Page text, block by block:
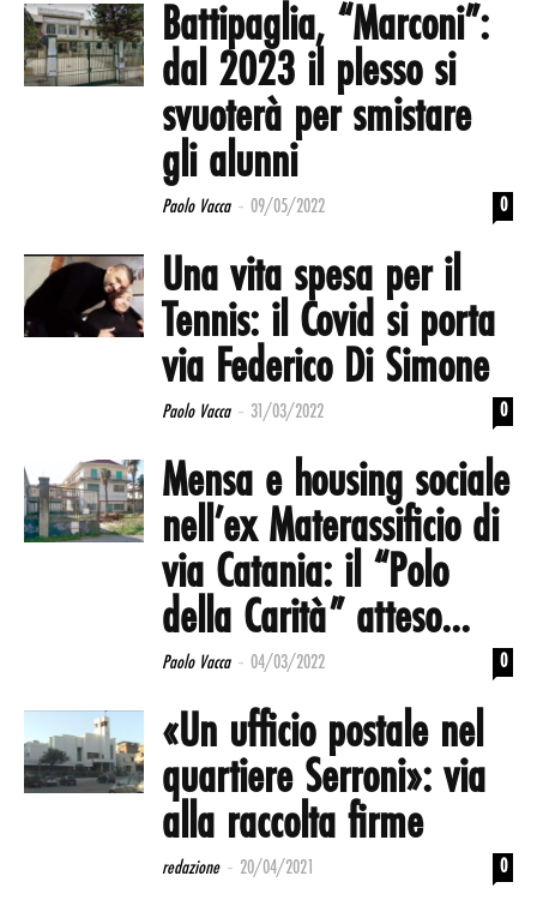
Battipaglia, “Marconi”:
dal 2023 il plesso si
svuoterà per smistare
gli alunni
Paolo Vacca - 09/05/2022 0
Una vita spesa per il
Tennis: il Covid si porta
via Federico Di Simone
Paolo Vacca - 31/03/2022 0
Mensa e housing sociale
nell’ex Materassificio di
via Catania: il “Polo
della Carità” atteso...
Paolo Vacca - 04/03/2022 0
«Un ufficio postale nel
quartiere Serroni»: via
alla raccolta firme
redazione - 20/04/2021 0